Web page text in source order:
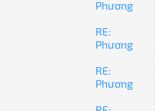
Phương
RE:
Phương
RE:
Phương